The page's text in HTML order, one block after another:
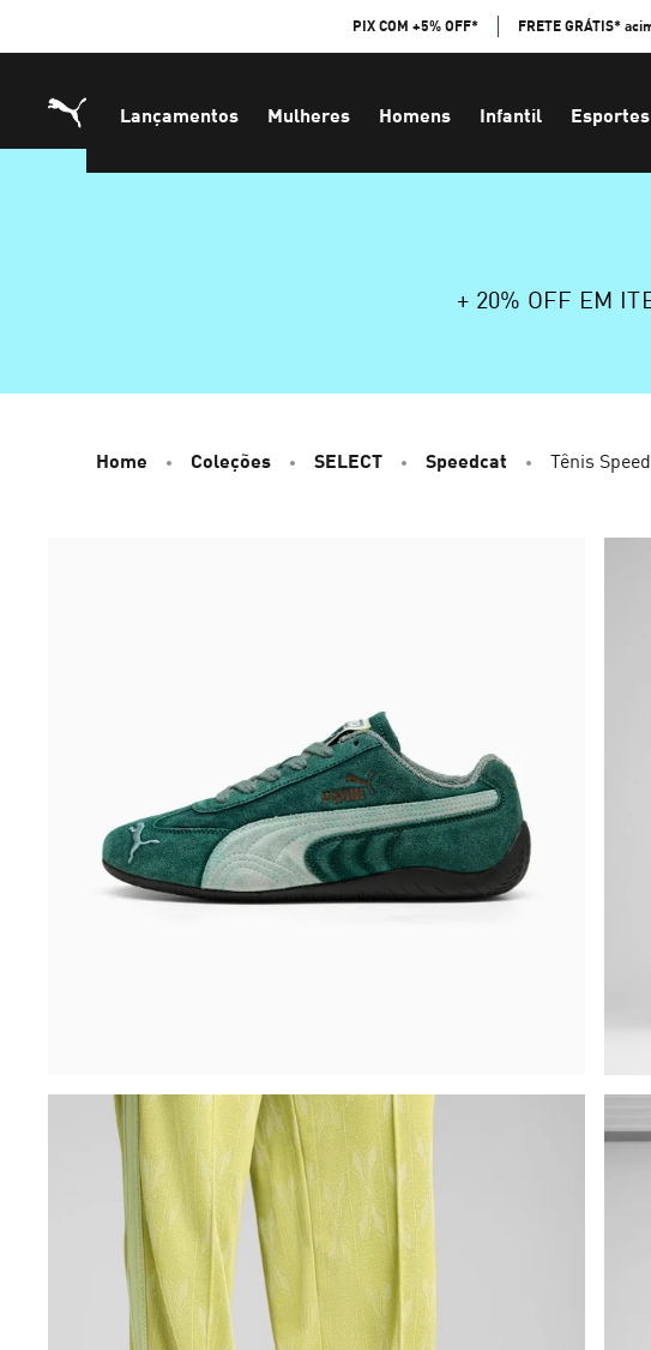
PIX COM +5% OFF* FRETE GRÁTIS*
Lançamentos Mulheres Homens Infantil Esportes
+ 20% OFF EM
Home Coleções SELECT Speedcat Tênis